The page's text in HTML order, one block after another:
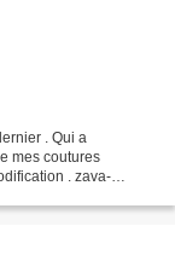
. Qui a
mes coutures
. zava-